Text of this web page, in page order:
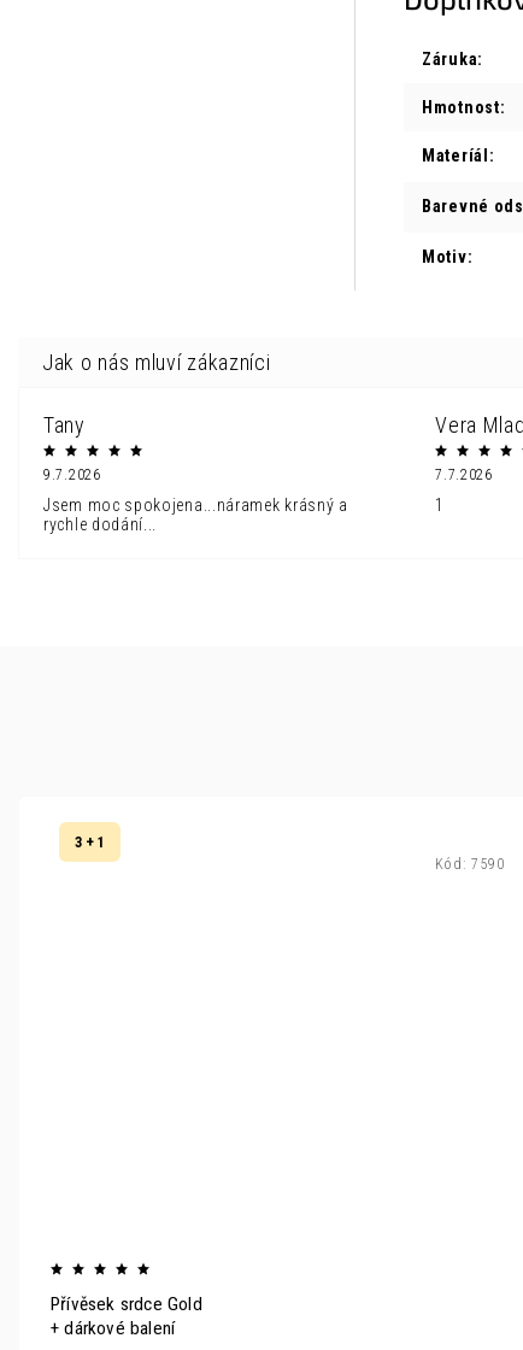
Záruka:
Hmotnost:
Materíál:
Barevné
Motiv:
Tany
9.7.2026
Jsem moc spokojena...náramek krásný a
rychle dodání...
Vera
7.7.2026
1
3 + 1
Přívěsek srdce Gold
+ dárkové balení
Kód: 7590